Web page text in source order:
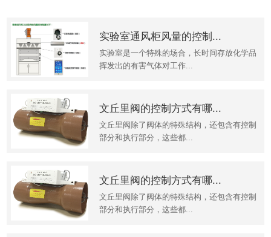
实验室通风柜风量的控制...
实验室是一个特殊的场合，长时间存放化学品
挥发出的有害气体对工作...
文丘里阀的控制方式有哪...
文丘里阀除了阀体的特殊结构，还包含有控制
部分和执行部分，这些都...
文丘里阀的控制方式有哪...
文丘里阀除了阀体的特殊结构，还包含有控制
部分和执行部分，这些都...